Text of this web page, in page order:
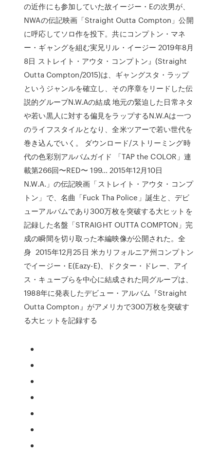
の近作にも参加していた故イージー・Eの次男が、
NWAの伝記映画「Straight Outta Compton」公開
に呼応してソロ作を投下。共にコンプトン・マネ
ー・ギャングを組む実兄リル・イージー 2019年8月
8日 ストレイト・アウタ・コンプトン』(Straight
Outta Compton/2015)は、ギャングスタ・ラップ
というジャンルを確立し、その序章をリードした伝
説的グループN.W.Aの結成 地元の緊迫した日常ネタ
や若い黒人に対する偏見をラップするN.W.Aは一つ
のライフスタイルとなり、全米ツアーで若い世代を
巻き込んでいく。 ダウンロード/ストリーミング時
代の色彩別アルバムガイド 「TAP the COLOR」連
載第266回〜RED〜 199… 2015年12月10日
N.W.A.」の伝記映画「ストレイト・アウタ・コンプ
トン」で、名曲「Fuck Tha Police」誕生と、デビ
ューアルバムであり300万枚を突破する大ヒットを
記録した名盤「STRAIGHT OUTTA COMPTON」完
成の瞬間を切り取った本編映像が公開された。全
身 2015年12月25日 米カリフォルニア州コンプトン
でイージー・E(Eazy-E)、ドクター・ドレー、アイ
ス・キューブらを中心に結成された同グループは、
1988年に発表したデビュー・アルバム『Straight
Outta Compton』がアメリカで300万枚を突破す
る大ヒットを記録する